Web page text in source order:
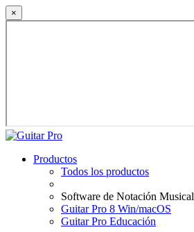
×
Productos
Todos los productos
Software de Notación Musical
Guitar Pro 8 Win/macOS
Guitar Pro Educación